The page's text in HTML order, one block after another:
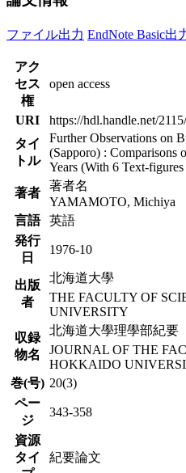
ファイル出力 EndNote Basic出
アク
セス
権
open access
URI
https://hdl.handle.net/
タイ
トル
Further Observations on
(Sapporo) : Comparisons
Years (With 6 Text-
著者
著者名
YAMAMOTO, Michiya
言語
英語
発行
日
1976-10
出版
者
北海道大學
THE FACULTY OF
UNIVERSITY
収録
物名
北海道大學理學部紀要
JOURNAL OF THE
HOKKAIDO
巻(号) 20(3)
ペー
ジ
343-358
資源
タイ
紀要論文